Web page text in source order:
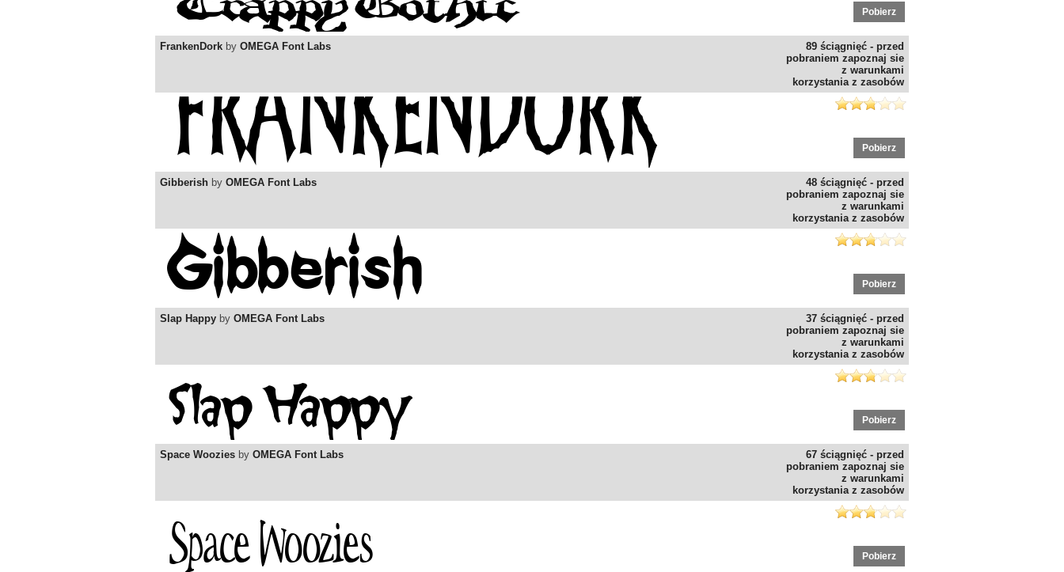
Pobierz
89 ściągnięć - przed
pobraniem zapoznaj sie
z warunkami
korzystania z zasobów
FrankenDork by OMEGA Font Labs
Pobierz
48 ściągnięć - przed
pobraniem zapoznaj sie
z warunkami
korzystania z zasobów
Gibberish by OMEGA Font Labs
Pobierz
37 ściągnięć - przed
pobraniem zapoznaj sie
z warunkami
korzystania z zasobów
Slap Happy by OMEGA Font Labs
Pobierz
67 ściągnięć - przed
pobraniem zapoznaj sie
z warunkami
korzystania z zasobów
Space Woozies by OMEGA Font Labs
Pobierz